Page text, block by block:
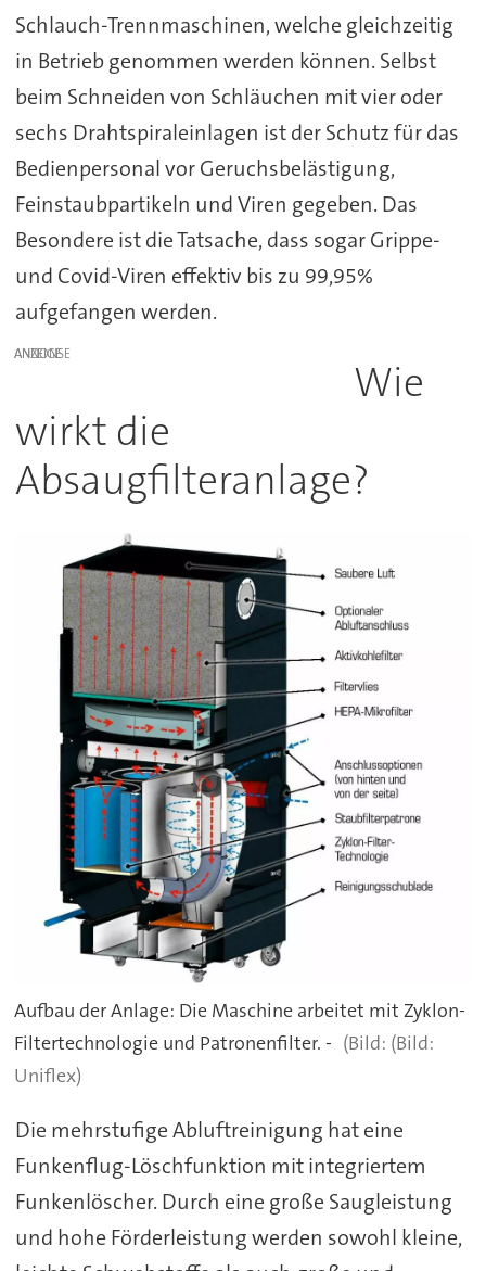
Schlauch-Trennmaschinen, welche gleichzeitig
in Betrieb genommen werden können. Selbst
beim Schneiden von Schläuchen mit vier oder
sechs Drahtspiraleinlagen ist der Schutz für das
Bedienpersonal vor Geruchsbelästigung,
Feinstaubpartikeln und Viren gegeben. Das
Besondere ist die Tatsache, dass sogar Grippe-
und Covid-Viren effektiv bis zu 99,95%
aufgefangen werden.
ANZEIGE
Wie
wirkt die
Absaugfilteranlage?
Aufbau der Anlage: Die Maschine arbeitet mit Zyklon-
Filtertechnologie und Patronenfilter. -
(Bild:
Uniflex)
Die mehrstufige Abluftreinigung hat eine
Funkenflug-Löschfunktion mit integriertem
Funkenlöscher. Durch eine große Saugleistung
und hohe Förderleistung werden sowohl kleine,